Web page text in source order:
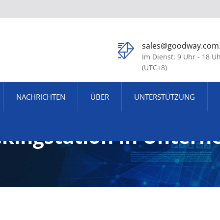
Im Dienst: 9 Uhr - 18
(UTC+8)
NACHRICHTEN ÜBER UNTERSTÜTZUNG
In